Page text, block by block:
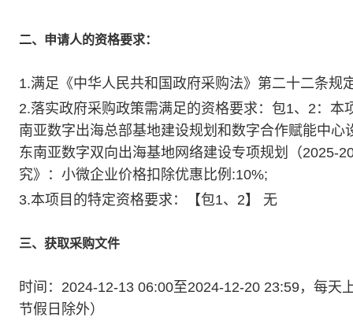
二、申请人的资格要求：
1.满足《中华人民共和国政府采购法》第二十二条规
2.落实政府采购政策需满足的资格要求：包1、2：
南亚数字出海总部基地建设规划和数字合作赋能中
东南亚数字双向出海基地网络建设专项规划（2025-
究》：小微企业价格扣除优惠比例:10%;
3.本项目的特定资格要求：【包1、2】 无
三、获取采购文件
时间：2024-12-13 06:00至2024-12-20 23:59，每天
节假日除外）